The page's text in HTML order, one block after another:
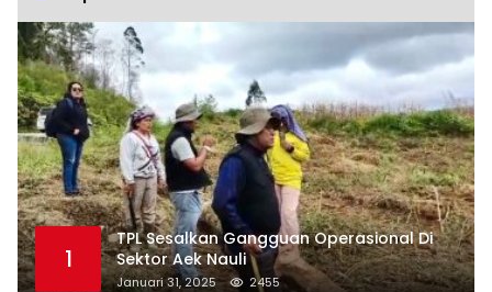
1
TPL Sesalkan Gangguan Operasional Di
Sektor Aek Nauli
Januari 31, 2025 2455